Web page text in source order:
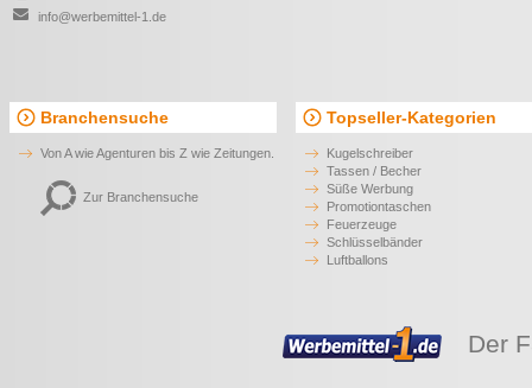
info@werbemittel-1.de
Branchensuche
Von A wie Agenturen bis Z wie Zeitungen.
Zur Branchensuche
Topseller-Kategorien
Kugelschreiber
Tassen / Becher
Süße Werbung
Promotiontaschen
Feuerzeuge
Schlüsselbänder
Luftballons
Der